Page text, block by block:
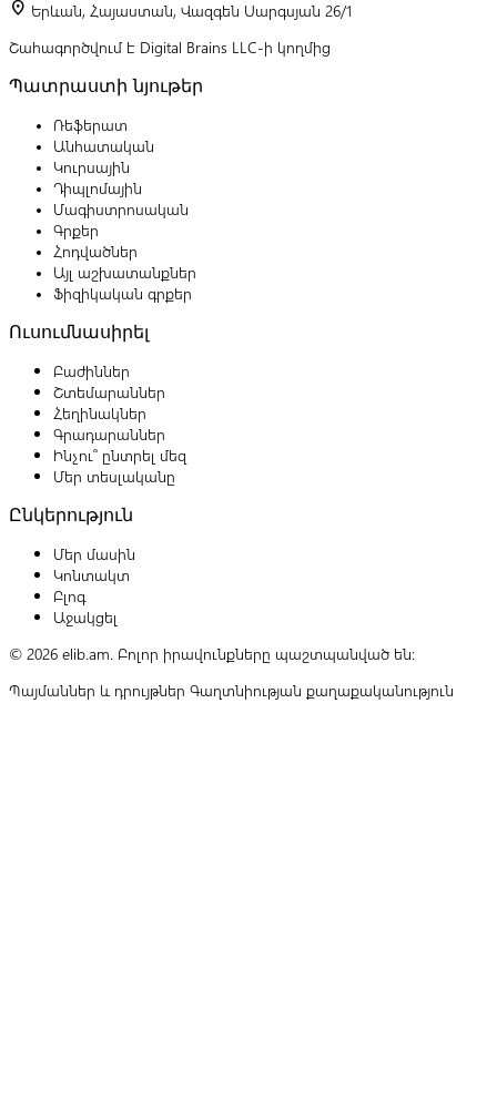
location_on Երևան, Հայաստան, Վազգեն Սարգսյան 26/1
Շահագործվում է Digital Brains LLC-ի կողմից
Պատրաստի նյութեր
Ռեֆերատ
Անհատական
Կուրսային
Դիպլոմային
Մագիստրոսական
Գրքեր
Հոդվածներ
Այլ աշխատանքներ
Ֆիզիկական գրքեր
Ուսումնասիրել
Բաժիններ
Շտեմարաններ
Հեղինակներ
Գրադարաններ
Ինչու՞ ընտրել մեզ
Մեր տեսլականը
Ընկերություն
Մեր մասին
Կոնտակտ
Բլոգ
Աջակցել
© 2026 elib.am. Բոլոր իրավունքները պաշտպանված են:
Պայմաններ և դրույթներ Գաղտնիության քաղաքականություն